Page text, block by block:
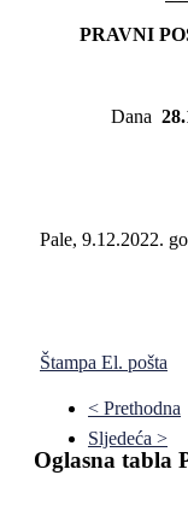
PRAVNI
Dana
Pale,
Štampa El. pošta
< Prethodna
Sljedeća >
Oglasna tabla